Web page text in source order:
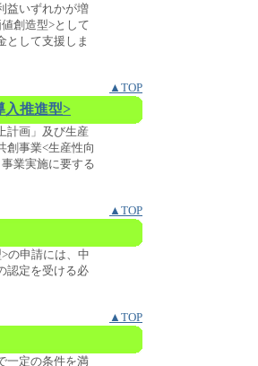
益いずれかが増
創造型>として
として支援しま
▲TOP
入推進型>
計画」及び生産
創事業<生産性向
業実施に要する
▲TOP
の申請には、中
認定を受ける必
▲TOP
一定の条件を満